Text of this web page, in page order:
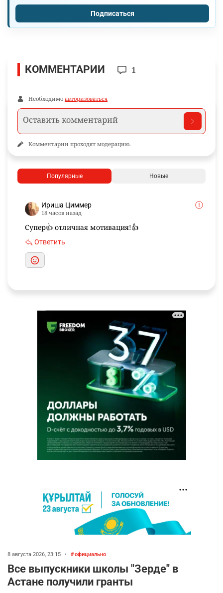
Подписаться
КОММЕНТАРИИ 1
Необходимо авторизоваться
Комментарии проходят модерацию.
Популярные Новые
Ириша Циммер
18 часов назад
Супер👍 отличная мотивация!👍
Ответить
8 августа 2026, 23:15 • официально
Все выпускники школы "Зерде" в
Астане получили гранты